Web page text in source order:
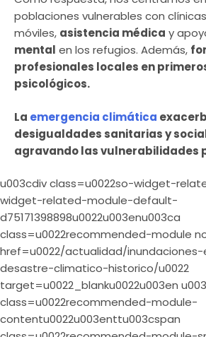
poblaciones vulnerables con clínicas
móviles, asistencia médica y
mental en los refugios. Además,
profesionales locales en
psicológicos.
La emergencia climática
desigualdades sanitarias y
agravando las vulnerabilidades
u003cdiv class=u0022so-widget-
widget-related-module-default-
d75171398898u0022u003enu003ca
class=u0022recommended-module
href=u0022/actualidad/
desastre-climatico-historico/u0022
target=u0022_blanku0022u003en
class=u0022recommended-module-
contentu0022u003enttu003cspan